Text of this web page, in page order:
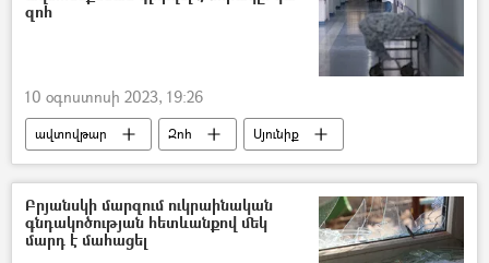
Հայաստան և ԵԱՏՄ
զոհ
10 օգոստոսի 2023, 19:26
ավտովթար Զոհ Սյունիք
Բրյանսկի մարզում ուկրաինական
գնդակոծության հետևանքով մեկ
մարդ է մահացել